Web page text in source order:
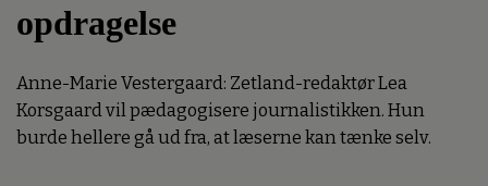
opdragelse
Anne-Marie Vestergaard: Zetland-redaktør Lea
Korsgaard vil pædagogisere journalistikken. Hun
burde hellere gå ud fra, at læserne kan tænke selv.